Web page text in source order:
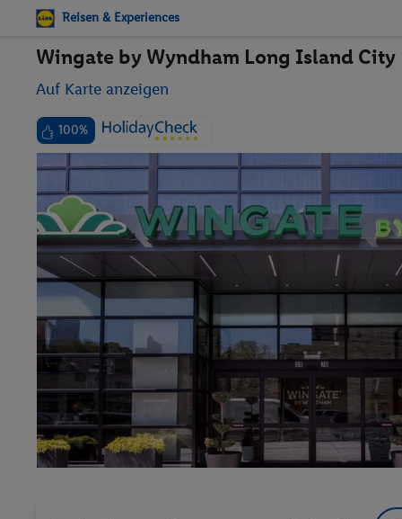
Reisen & Experiences
Wingate by Wyndham Long Island City
Auf Karte anzeigen
100%